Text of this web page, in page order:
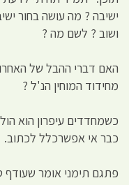
ישיבה ? מה עושה בחור
ושוב ? לשם מה ?
האם דברי ההבל של
מחידוד המוחין הנ'ל ?
כשמחדדים עיפרון הוא
כבר אי אפשרכלל לכתוב.
פתגם תימני אומר